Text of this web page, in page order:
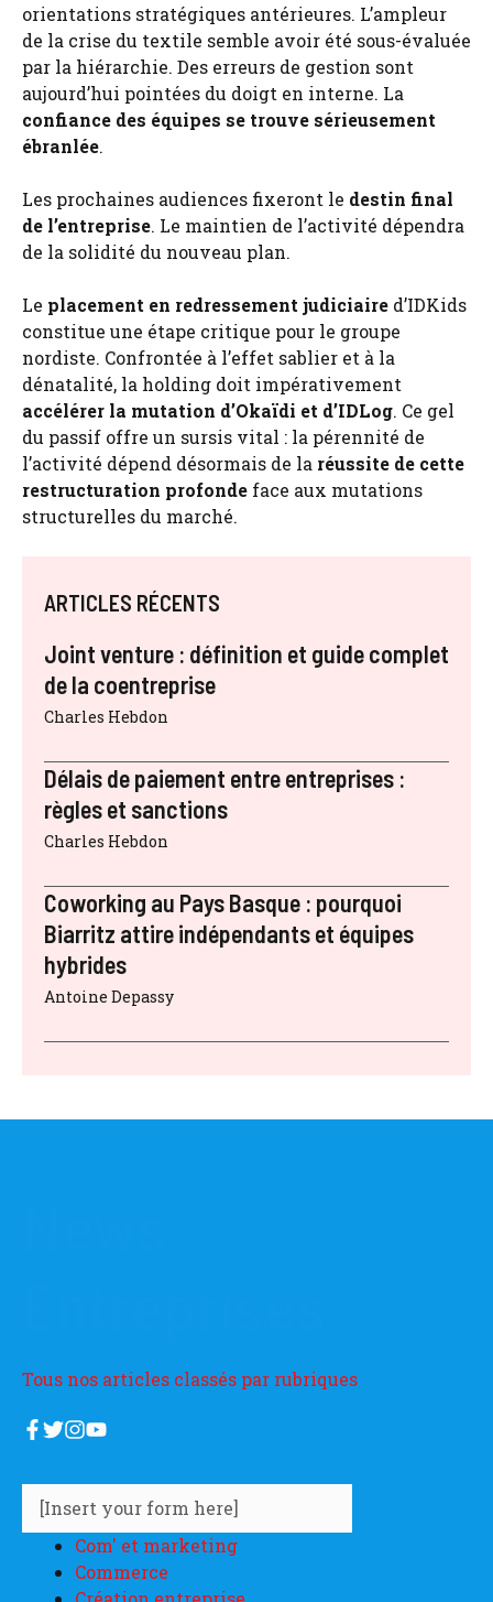
orientations stratégiques antérieures. L’ampleur
de la crise du textile semble avoir été sous-évaluée
par la hiérarchie. Des erreurs de gestion sont
aujourd’hui pointées du doigt en interne. La
confiance des équipes se trouve sérieusement
ébranlée.
Les prochaines audiences fixeront le destin final
de l’entreprise. Le maintien de l’activité dépendra
de la solidité du nouveau plan.
Le placement en redressement judiciaire d’IDKids
constitue une étape critique pour le groupe
nordiste. Confrontée à l’effet sablier et à la
dénatalité, la holding doit impérativement
accélérer la mutation d’Okaïdi et d’IDLog. Ce gel
du passif offre un sursis vital : la pérennité de
l’activité dépend désormais de la réussite de cette
restructuration profonde face aux mutations
structurelles du marché.
ARTICLES RÉCENTS
Joint venture : définition et guide complet
de la coentreprise
Charles Hebdon
Délais de paiement entre entreprises :
règles et sanctions
Charles Hebdon
Coworking au Pays Basque : pourquoi
Biarritz attire indépendants et équipes
hybrides
Antoine Depassy
Tous nos articles classés par rubriques
[Insert your form here]
Com' et marketing
Commerce